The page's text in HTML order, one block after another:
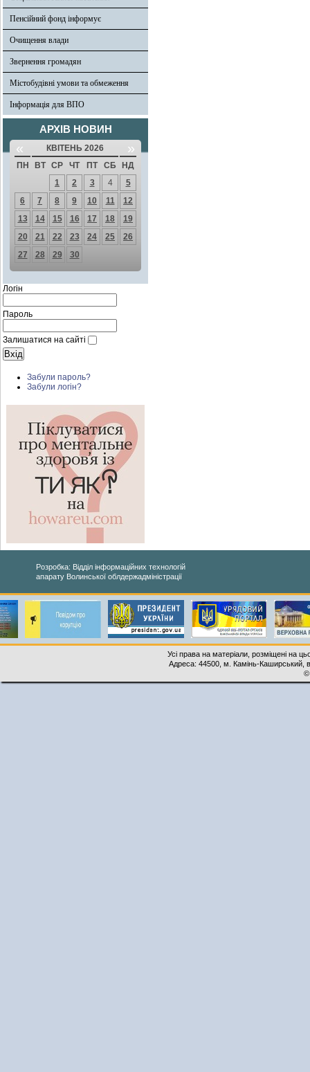
Пенсійний фонд інформує
Очищення влади
Звернення громадян
Містобудівні умови та обмеження
Інформація для ВПО
АРХІВ НОВИН
« КВІТЕНЬ 2026 »
ПН ВТ СР ЧТ ПТ СБ
НД
1
2 3 4
5
6
7 8 9 10 11
12
13
14 15 16 17 18
19
20
21 22 23 24 25
26
27
28 29 30
Логін
Пароль
Залишатися на сайті
Забули пароль?
Забули логін?
Розробка: Відділ інформаційних технологій
апарату Волинської облдержадміністрації
Усі права на матеріали, розміщені на
Адреса: 44500, м. Камінь-Каширський,
©